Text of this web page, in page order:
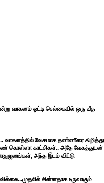
வாகனம் ஓட்டி செல்கையில் ஒரு வீத
வாகனத்தில் வேகமாக தண்ணீரை கிழித்து
கொள்ளா காட்சிகள்.. அதே வேகத்துடன்
அந்த இடம் விட்டு
சின்னதாக உருவாகும்